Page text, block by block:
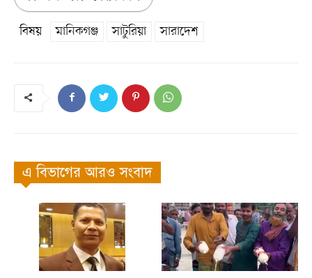
বিষয় মানিকগঞ্জ সাটুরিয়া সারাদেশ
এ বিভাগের আরও সংবাদ